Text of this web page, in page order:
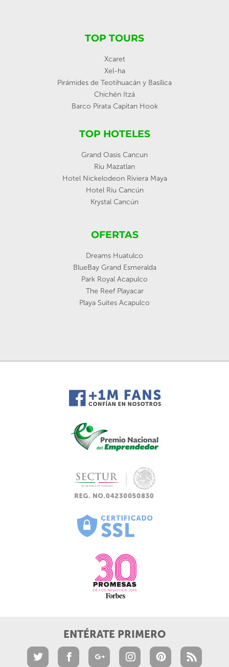
TOP TOURS
Xcaret
Xel-ha
Pirámides de Teotihuacán y Basílica
Chichén Itzá
Barco Pirata Capitan Hook
TOP HOTELES
Grand Oasis Cancun
Riu Mazatlan
Hotel Nickelodeon Riviera Maya
Hotel Riu Cancún
Krystal Cancún
OFERTAS
Dreams Huatulco
BlueBay Grand Esmeralda
Park Royal Acapulco
The Reef Playacar
Playa Suites Acapulco
ENTÉRATE PRIMERO